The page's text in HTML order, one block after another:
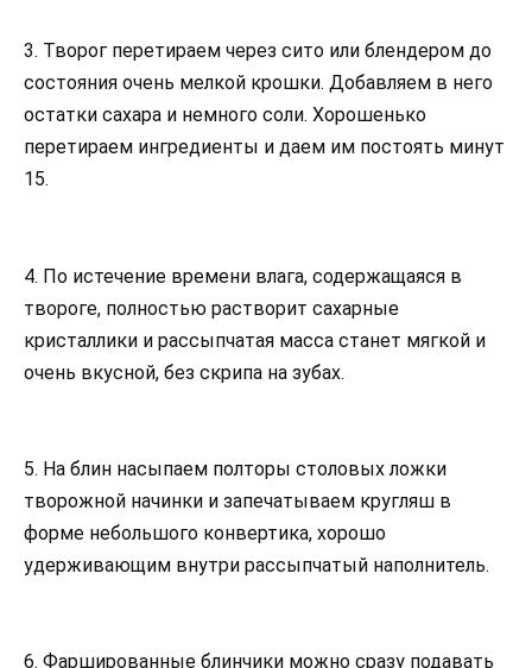
3. Творог перетираем через сито или блендером до
состояния очень мелкой крошки. Добавляем в него
остатки сахара и немного соли. Хорошенько
перетираем ингредиенты и даем им постоять минут
15.
4. По истечение времени влага, содержащаяся в
твороге, полностью растворит сахарные
кристаллики и рассыпчатая масса станет мягкой и
очень вкусной, без скрипа на зубах.
5. На блин насыпаем полторы столовых ложки
творожной начинки и запечатываем кругляш в
форме небольшого конвертика, хорошо
удерживающим внутри рассыпчатый наполнитель.
6. Фаршированные блинчики можно сразу подавать